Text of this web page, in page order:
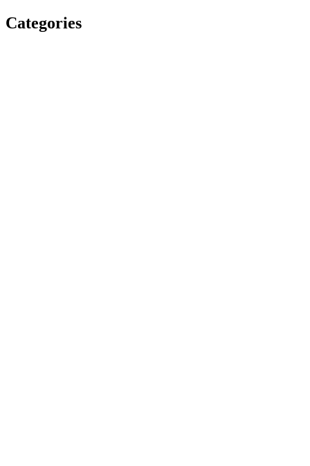
Categories